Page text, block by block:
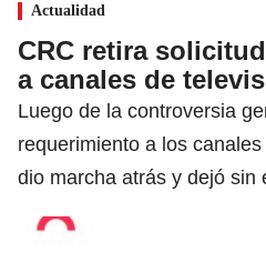
Actualidad
CRC retira
a canales de
Luego de la controversia
requerimiento a los
dio marcha atrás y dejó sin